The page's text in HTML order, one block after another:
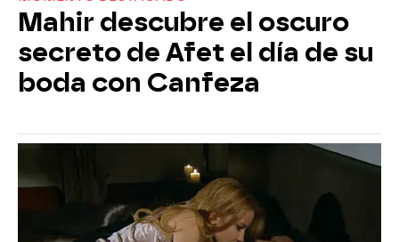
Mahir descubre el oscuro
secreto de Afet el día de su
boda con Canfeza